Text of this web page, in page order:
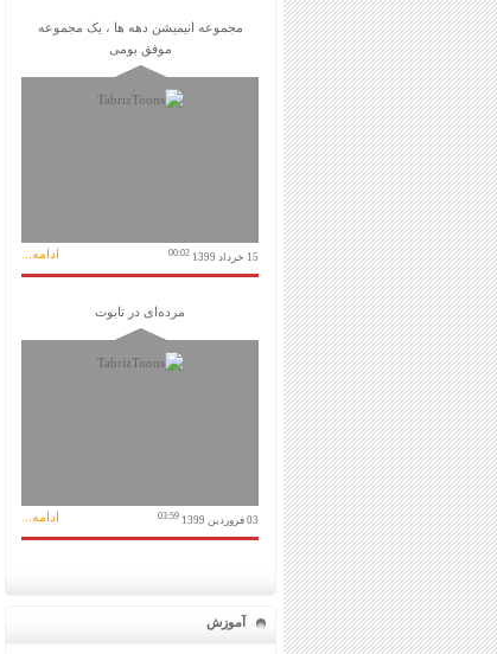
مجموعه انیمیشن دهه ها ، یک مجموعه
موفق بومی
15 خرداد 1399 00:02 ادامه...
مرده‌ای در تابوت
03 فروردین 1399 03:59 ادامه...
آموزش